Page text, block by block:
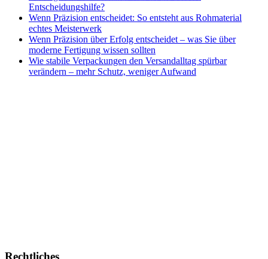
Entscheidungshilfe?
Wenn Präzision entscheidet: So entsteht aus Rohmaterial
echtes Meisterwerk
Wenn Präzision über Erfolg entscheidet – was Sie über
moderne Fertigung wissen sollten
Wie stabile Verpackungen den Versandalltag spürbar
verändern – mehr Schutz, weniger Aufwand
Rechtliches